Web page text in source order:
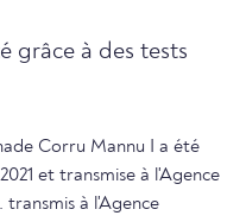
grâce à des tests
Corru Mannu I a été
et transmise à l'Agence
à l'Agence